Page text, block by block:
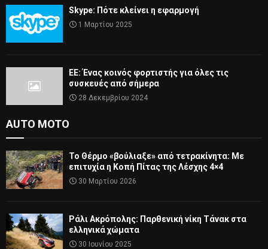
Skype: Πότε κλείνει η εφαρμογή
1 Μαρτίου 2025
ΕΕ: Ένας κοινός φορτιστής για όλες τις
συσκευές από σήμερα
28 Δεκεμβρίου 2024
AUTO MOTO
Το Θέρμο «βούλιαξε» από τετρακίνητα: Με
επιτυχία η Κοπή Πίτας της Λέσχης 4×4
30 Μαρτίου 2026
Ράλι Ακρόπολης: Παρθενική νίκη Τάνακ στα
ελληνικά χώματα
30 Ιουνίου 2025